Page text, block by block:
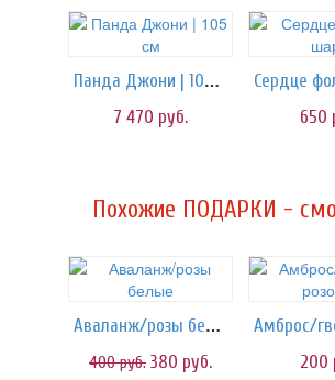
Панда Джони | 105 см
7 470 руб. 650
Похожие ПОДАРКИ -
Аваланж/розы белые
400руб. 380 руб. 200